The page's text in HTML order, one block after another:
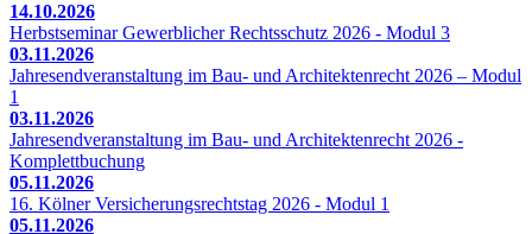
14.10.2026
Herbstseminar Gewerblicher Rechtsschutz 2026 - Modul 3
03.11.2026
Jahresendveranstaltung im Bau- und Architektenrecht 2026 – Modul
1
03.11.2026
Jahresendveranstaltung im Bau- und Architektenrecht 2026 -
Komplettbuchung
05.11.2026
16. Kölner Versicherungsrechtstag 2026 - Modul 1
05.11.2026